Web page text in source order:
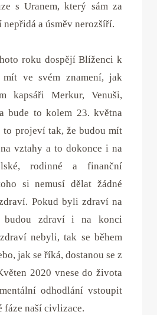
s Uranem, který sám za
a úsměv nerozšíří.
roku dospějí Blíženci k
ve svém znamení, jak
kapsáři Merkur, Venuši,
bude to kolem 23. května
to projeví tak, že budou mít
vztahy a to dokonce i na
rodinné a finanční
si nemusí dělat žádné
Pokud byli zdraví na
budou zdraví i na konci
nebyli, tak se během
jak se říká, dostanou se z
2020 vnese do života
odhodlání vstoupit
naší civlizace.